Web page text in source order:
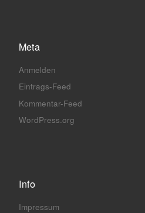
Meta
Anmelden
Eintrags-Feed
Kommentar-Feed
WordPress.org
Info
Impressum